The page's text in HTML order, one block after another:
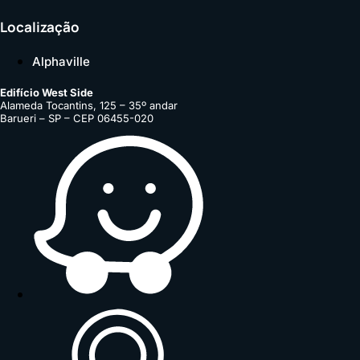
Localização
Alphaville
Edifício West Side
Alameda Tocantins, 125 – 35º andar
Barueri – SP – CEP 06455-020